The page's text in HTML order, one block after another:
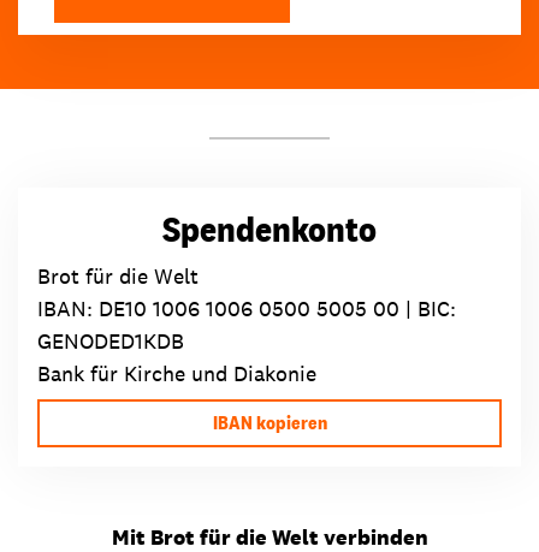
Spendenkonto
Brot für die Welt
IBAN: DE10 1006 1006 0500 5005 00 | BIC:
GENODED1KDB
Bank für Kirche und Diakonie
IBAN kopieren
Mit Brot für die Welt verbinden